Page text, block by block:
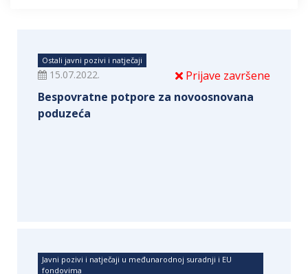
Ostali javni pozivi i natječaji
Prijave završene
15.07.2022.
Bespovratne potpore za novoosnovana
poduzeća
Javni pozivi i natječaji u međunarodnoj suradnji i EU
fondovima